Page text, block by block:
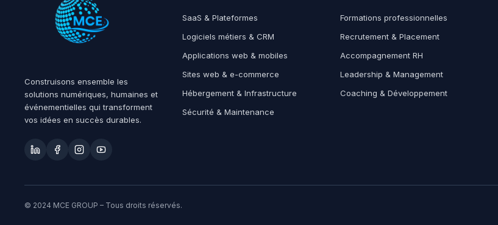
Construisons ensemble les
solutions numériques, humaines et
événementielles qui transforment
vos idées en succès durables.
SaaS & Plateformes
Logiciels métiers & CRM
Applications web & mobiles
Sites web & e-commerce
Hébergement & Infrastructure
Sécurité & Maintenance
Formations professionnelles
Recrutement & Placement
Accompagnement RH
Leadership & Management
Coaching & Développement
© 2024 MCE GROUP – Tous droits réservés.